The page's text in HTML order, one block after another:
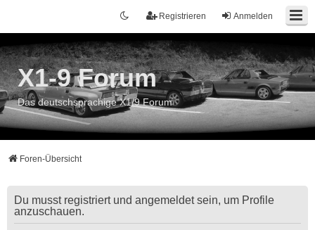
Anmelden
Registrieren
X1-9 Forum
Das deutschsprachige X1/9 Forum
Foren-Übersicht
Du musst registriert und angemeldet sein, um Profile
anzuschauen.